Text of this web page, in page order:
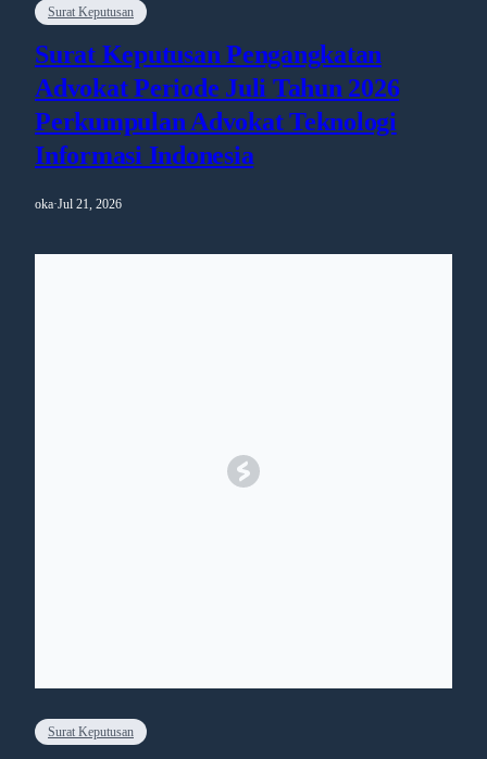
Surat Keputusan
Surat Keputusan Pengangkatan
Advokat Periode Juli Tahun 2026
Perkumpulan Advokat Teknologi
Informasi Indonesia
oka·Jul 21, 2026
Surat Keputusan